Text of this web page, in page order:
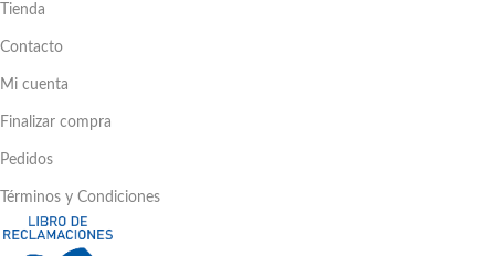
Tienda
Contacto
Mi cuenta
Finalizar compra
Pedidos
Términos y Condiciones